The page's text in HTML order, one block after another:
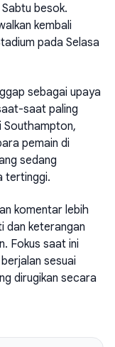
besok.
kembali
pada Selasa
sebagai upaya
saat paling
Southampton,
pemain di
sedang
tertinggi.
komentar lebih
dan keterangan
Fokus saat ini
sesuai
dirugikan secara